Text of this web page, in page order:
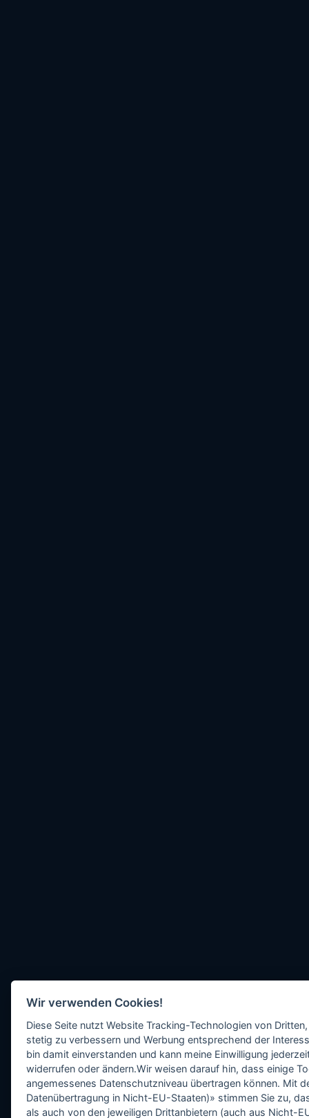
Wir verwenden Cookies!
Diese Seite nutzt Website Tracking-Technologien von
stetig zu verbessern und Werbung entsprechend der
bin damit einverstanden und kann meine Einwilligung
widerrufen oder ändern.Wir weisen darauf hin, dass einige
angemessenes Datenschutzniveau übertragen können. Mit
Datenübertragung in Nicht-EU-Staaten)» stimmen Sie zu,
als auch von den jeweiligen Drittanbietern (auch aus Nicht-